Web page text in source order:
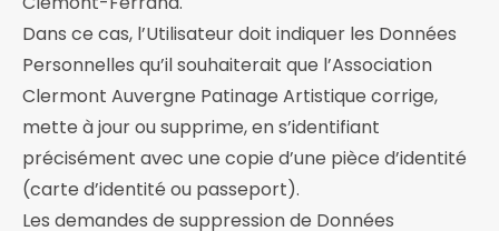
Dans ce cas, l’Utilisateur doit indiquer les Données
Personnelles qu’il souhaiterait que l’Association
Clermont Auvergne Patinage Artistique corrige,
mette à jour ou supprime, en s’identifiant
précisément avec une copie d’une pièce d’identité
(carte d’identité ou passeport).
Les demandes de suppression de Données